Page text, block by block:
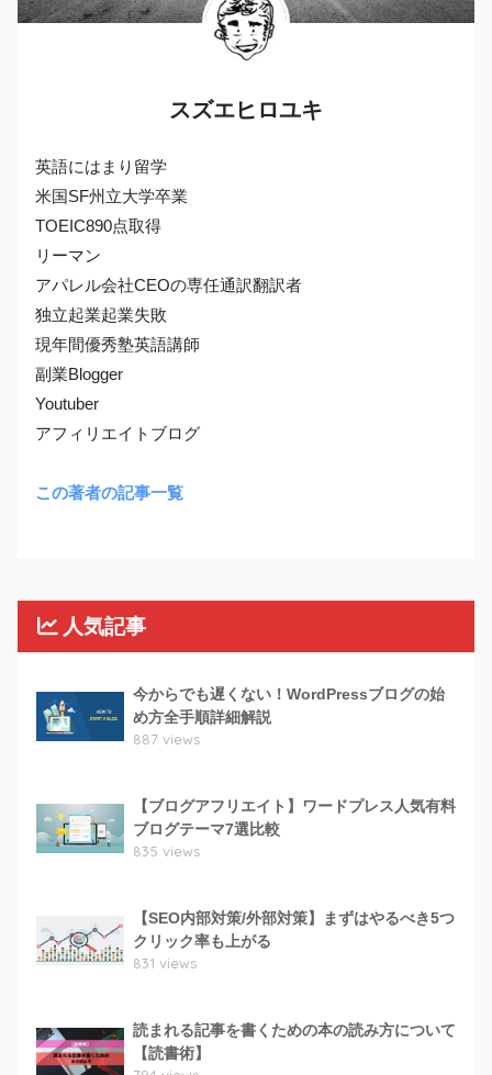
スズエヒロユキ
英語にはまり留学
米国SF州立大学卒業
TOEIC890点取得
リーマン
アパレル会社CEOの専任通訳翻訳者
独立起業起業失敗
現年間優秀塾英語講師
副業Blogger
Youtuber
アフィリエイトブログ
この著者の記事一覧
人気記事
今からでも遅くない！WordPressブログの始
め方全手順詳細解説
887 views
【ブログアフリエイト】ワードプレス人気有料
ブログテーマ7選比較
835 views
【SEO内部対策/外部対策】まずはやるべき5つ
クリック率も上がる
831 views
読まれる記事を書くための本の読み方について
【読書術】